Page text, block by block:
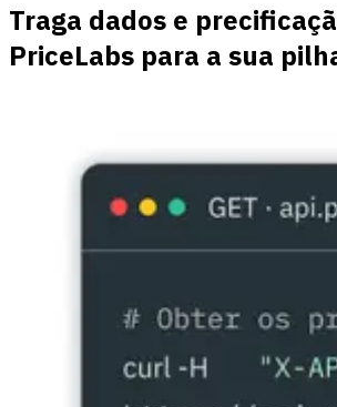
Traga dados e
PriceLabs para a sua